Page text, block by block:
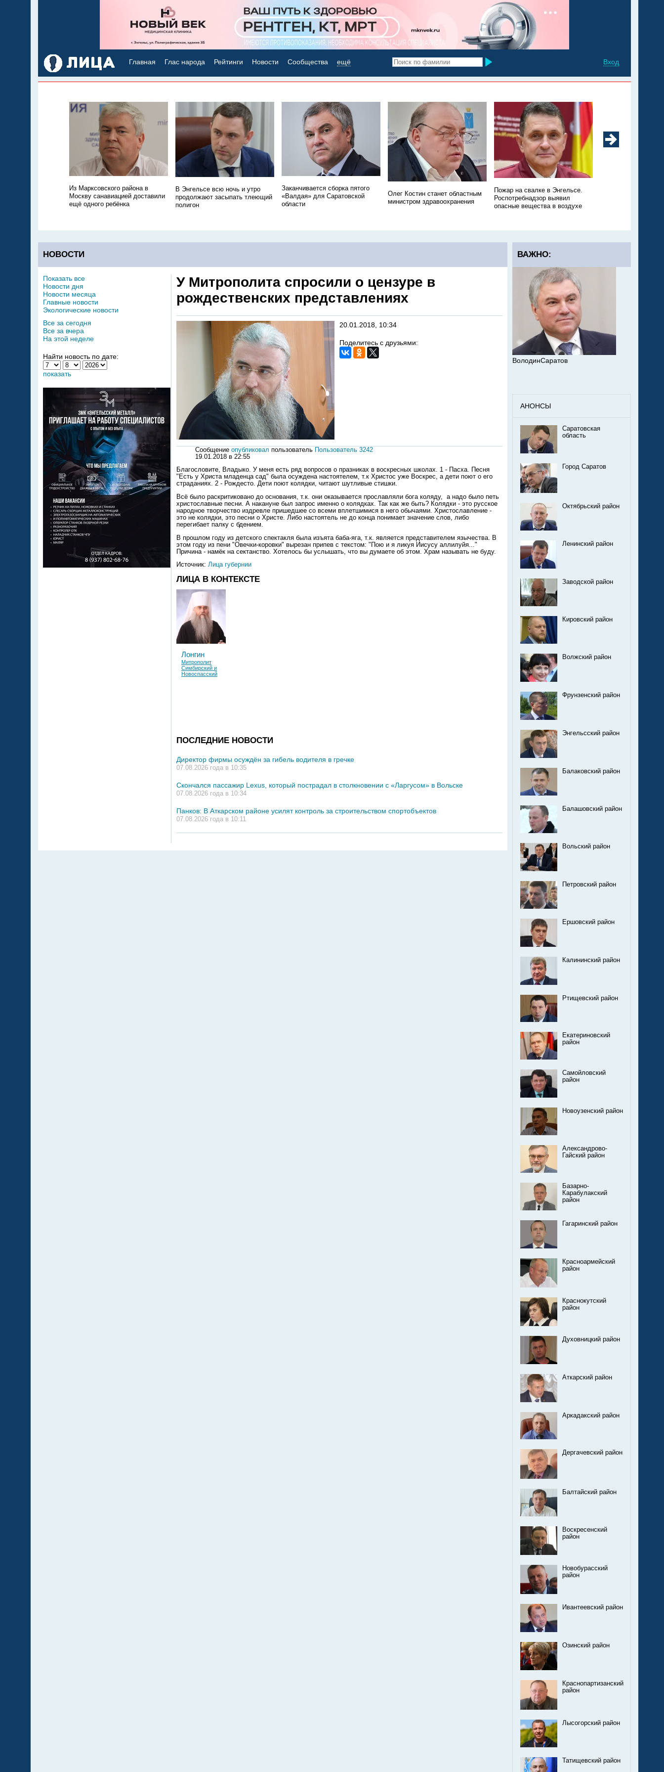
Вход
Главная Глас народа Рейтинги Новости Сообщества ещё
Из Марксовского района в
Москву санавиацией доставили
ещё одного ребёнка
В Энгельсе всю ночь и утро
продолжают засыпать тлеющий
полигон
Заканчивается сборка пятого
«Валдая» для Саратовской
области
Олег Костин станет областным
министром здравоохранения
Пожар на свалке в Энгельсе.
Роспотребнадзор выявил
опасные вещества в воздухе
НОВОСТИ
У Митрополита спросили о цензуре в
рождественских представлениях
20.01.2018, 10:34
Поделитесь с друзьями:
Сообщение опубликовал пользователь Пользователь 3242
19.01.2018 в 22:55
Благословите, Владыко. У меня есть ряд вопросов о празниках в воскресных школах. 1 - Пасха. Песня
"Есть у Христа младенца сад" была осуждена настоятелем, т.к Христос уже Воскрес, а дети поют о его
страданиях. 2 - Рождесто. Дети поют колядки, читают шутливые стишки.
Всё было раскритиковано до основания, т.к. они оказывается прославляли бога коляду, а надо было петь
христославные песни. А накануне был запрос именно о колядках. Так как же быть? Колядки - это русское
народное творчество издревле пришедшее со всеми вплетшимися в него обычаями. Христославление -
это не колядки, это песни о Христе. Либо настоятель не до конца понимает значение слов, либо
перегибает палку с бдением.
В прошлом году из детского спектакля была изъята баба-яга, т.к. является представителем язычества. В
этом году из пени "Овечки-коровки" вырезан припев с текстом: "Пою и я ликуя Иисусу аллилуйя..."
Причина - намёк на сектанство. Хотелось бы услышать, что вы думаете об этом. Храм называть не буду.
Источник: Лица губернии
ЛИЦА В КОНТЕКСТЕ
Лонгин
Митрополит
Симбирский и
Новоспасский
ПОСЛЕДНИЕ НОВОСТИ
Директор фирмы осуждён за гибель водителя в гречке
07.08.2026 года в 10:35
Скончался пассажир Lexus, который пострадал в столкновении с «Ларгусом» в Вольске
07.08.2026 года в 10:34
Панков: В Аткарском районе усилят контроль за строительством спортобъектов
07.08.2026 года в 10:11
Показать все
Новости дня
Новости месяца
Главные новости
Экологические новости
Все за сегодня
Все за вчера
На этой неделе
Найти новость по дате:
показать
ВАЖНО:
ВолодинСаратов
АНОНСЫ
Саратовская
область
Город Саратов
Октябрьский район
Ленинский район
Заводской район
Кировский район
Волжский район
Фрунзенский район
Энгельсский район
Балаковский район
Балашовский район
Вольский район
Петровский район
Ершовский район
Калининский район
Ртищевский район
Екатериновский
район
Самойловский
район
Новоузенский район
Александрово-
Гайский район
Базарно-
Карабулакский
район
Гагаринский район
Красноармейский
район
Краснокутский
район
Духовницкий район
Аткарский район
Аркадакский район
Дергачевский район
Балтайский район
Воскресенский
район
Новобурасский
район
Ивантеевский район
Озинский район
Краснопартизанский
район
Лысогорский район
Татищевский район